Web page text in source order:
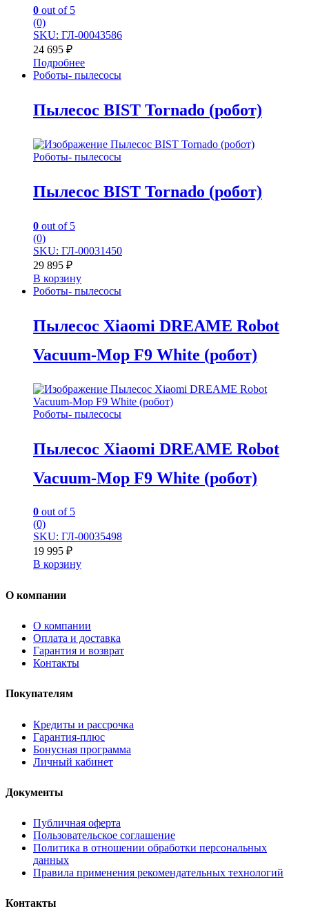
0 out of 5
(0)
SKU: ГЛ-00043586
24 695 ₽
Подробнее
Роботы- пылесосы
Пылесос BIST Tornado (робот)
Роботы- пылесосы
Пылесос BIST Tornado (робот)
0 out of 5
(0)
SKU: ГЛ-00031450
29 895 ₽
В корзину
Роботы- пылесосы
Пылесос Xiaomi DREAME Robot
Vacuum-Mop F9 White (робот)
Роботы- пылесосы
Пылесос Xiaomi DREAME Robot
Vacuum-Mop F9 White (робот)
0 out of 5
(0)
SKU: ГЛ-00035498
19 995 ₽
В корзину
О компании
О компании
Оплата и доставка
Гарантия и возврат
Контакты
Покупателям
Кредиты и рассрочка
Гарантия-плюс
Бонусная программа
Личный кабинет
Документы
Публичная оферта
Пользовательское соглашение
Политика в отношении обработки персональных
данных
Правила применения рекомендательных технологий
Контакты